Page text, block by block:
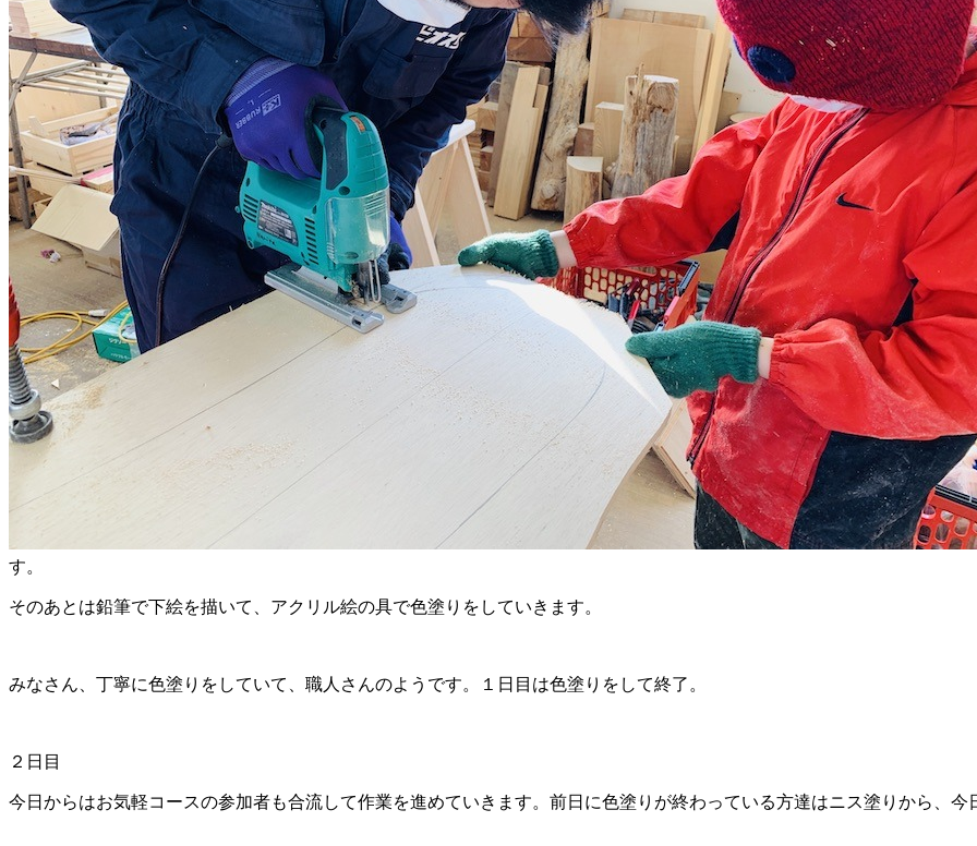
す。
そのあとは鉛筆で下絵を描いて、アクリル絵の具で色塗りをしていきます。
みなさん、丁寧に色塗りをしていて、職人さんのようです。１日目は色塗りをして終了。
２日目
今日からはお気軽コースの参加者も合流して作業を進めていきます。前日に色塗りが終わっている方達はニス塗りから、